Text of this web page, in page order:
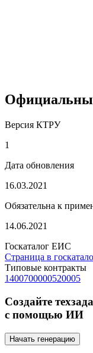
Версия КТРУ
1
Дата обновления
16.03.2021
Обязательна к
14.06.2021
Госкаталог ЕИС
Страница в
Типовые контракты
1400700000520005
Создайте
с помощью ИИ
Начать генерацию